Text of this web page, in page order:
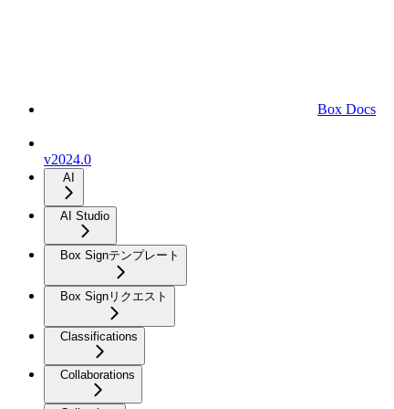
Box Docs
v2024.0
AI
AI Studio
Box Signテンプレート
Box Signリクエスト
Classifications
Collaborations